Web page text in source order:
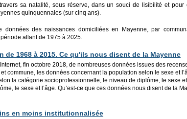
sa natalité, sous réserve, dans un souci de lisibilité et pour
quinquennales (sur cinq ans).
des naissances domiciliées en Mayenne, par
allant de 1975 à 2025.
de 1968 à 2015. Ce qu'ils nous disent de la Mayenne
fin octobre 2018, de nombreuses données issues des
commune, les données concernant la population selon le sexe et
la catégorie socioprofessionnelle, le niveau de diplôme, le sexe
le sexe et l’âge. Qu’est-ce que ces données nous disent de la
en moins institutionnalisée